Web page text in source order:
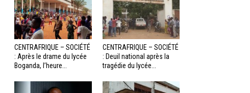
CENTRAFRIQUE – SOCIÉTÉ
: Après le drame du lycée
Boganda, l’heure...
CENTRAFRIQUE – SOCIÉTÉ
: Deuil national après la
tragédie du lycée...